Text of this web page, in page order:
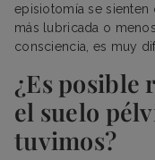
episiotomía se sienten
más lubricada o
consciencia, es muy
¿Es posible
el suelo
tuvimos?